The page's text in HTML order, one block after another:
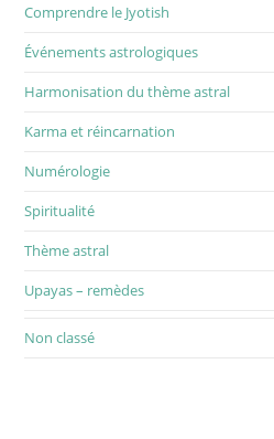
Comprendre le Jyotish
Événements astrologiques
Harmonisation du thème astral
Karma et réincarnation
Numérologie
Spiritualité
Thème astral
Upayas – remèdes
Non classé